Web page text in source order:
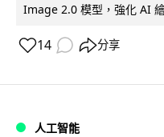
Image 2.0 模型，強化 AI
14 分享
人工智能